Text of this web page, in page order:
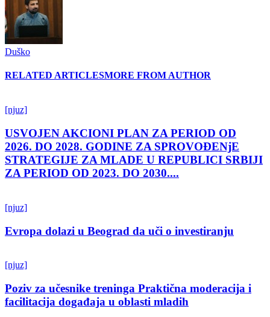
Duško
RELATED ARTICLESMORE FROM AUTHOR
[njuz]
USVOJEN AKCIONI PLAN ZA PERIOD OD
2026. DO 2028. GODINE ZA SPROVOĐENjE
STRATEGIJE ZA MLADE U REPUBLICI SRBIJI
ZA PERIOD OD 2023. DO 2030....
[njuz]
Evropa dolazi u Beograd da uči o investiranju
[njuz]
Poziv za učesnike treninga Praktična moderacija i
facilitacija događaja u oblasti mladih